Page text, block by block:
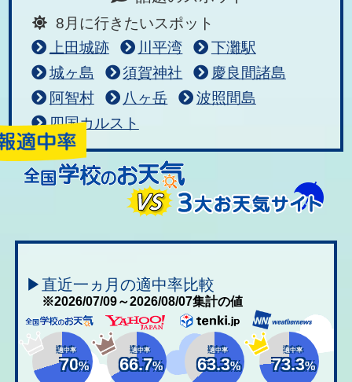
8月に行きたいスポット
上田城跡
川平湾
下灘駅
城ヶ島
須賀神社
慶良間諸島
阿智村
八ヶ岳
波照間島
四国カルスト
▶直近一ヵ月の適中率比較
※2026/07/09～2026/08/07集計の値
適中率
70%
適中率
66.7%
適中率
63.3%
適中率
73.3%